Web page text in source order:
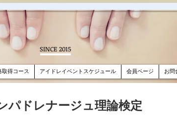
パドレナージュ理論検定
SINCE 2015
取得コース アイドレイベントスケジュール 会員ページ お問